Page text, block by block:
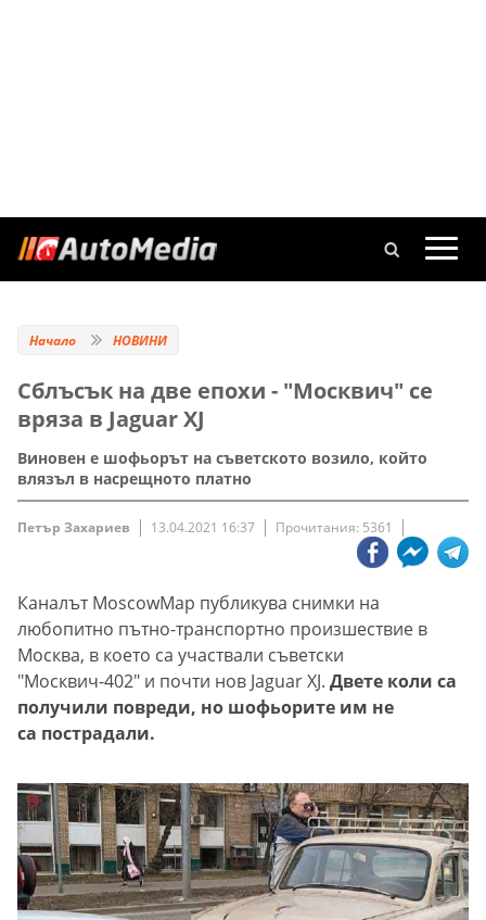
Начало НОВИНИ
Сблъсък на две епохи - "Москвич" се
вряза в Jaguar XJ
Виновен е шофьорът на съветското возило, който
влязъл в насрещното платно
Петър Захариев 13.04.2021 16:37 Прочитания: 5361
Каналът MoscowMap публикува снимки на
любопитно пътно-транспортно произшествие в
Москва, в което са участвали съветски
"Москвич-402" и почти нов Jaguar XJ. Двете коли са
получили повреди, но шофьорите им не
са пострадали.